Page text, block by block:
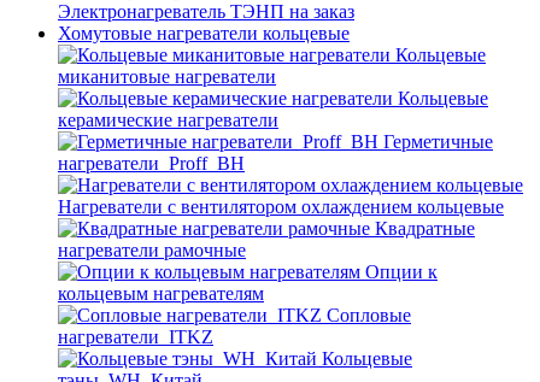
Электронагреватель ТЭНП на заказ
Хомутовые нагреватели кольцевые
Кольцевые
миканитовые нагреватели
Кольцевые
керамические нагреватели
Герметичные
нагреватели_Proff_BH
Нагреватели с вентилятором охлаждением кольцевые
Квадратные
нагреватели рамочные
Опции к
кольцевым нагревателям
Cопловые
нагреватели_ITKZ
Кольцевые